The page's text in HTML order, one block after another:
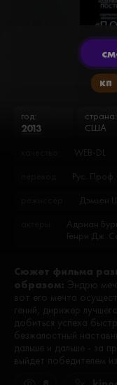
Сюжет фильма
образом:
Эндрю
вот его мечта
гений, дирижер
добиться успеха
безжалостный
дальше и дальше - за
выйдет победителем из
КП
год:
2013
страна:
США
WEB-DL
Дэмьен
Рус. Проф.
Адриан
Генри Дж.
Джэйсон
Андерсон,
Аллен,
Кэлвин
Кэш,
Остин
Тайлер
Херман